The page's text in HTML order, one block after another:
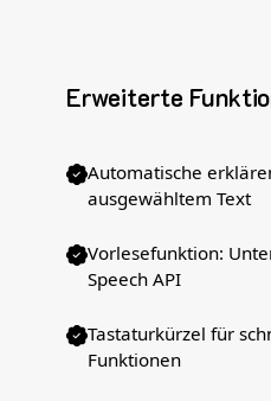
Erweiterte
Automatische
ausgewähltem Text
Vorlesefunktion:
Speech API
Tastaturkürzel für
Funktionen